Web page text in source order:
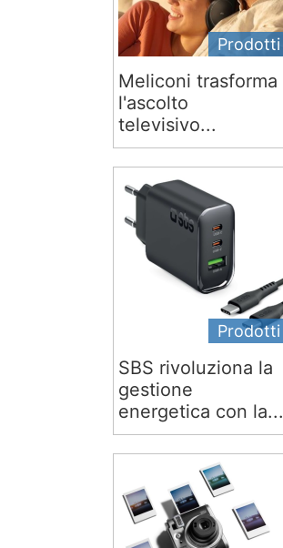
Prodotti
Meliconi trasforma
l'ascolto
televisivo...
Prodotti
SBS rivoluziona la
gestione
energetica con la...